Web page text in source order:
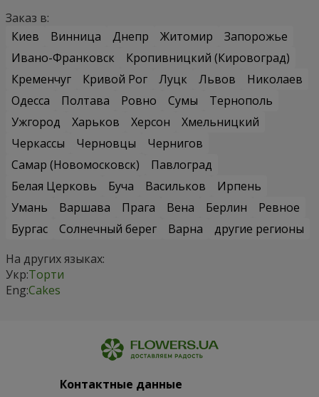
Заказ в:
Киев
Винница Днепр Житомир
Запорожье
Ивано-Франковск
Кропивницкий (Кировоград)
Кременчуг
Кривой Рог Луцк Львов
Николаев
Одесса
Полтава Ровно Сумы
Тернополь
Ужгород
Харьков Херсон
Хмельницкий
Черкассы
Черновцы
Чернигов
Самар (Новомосковск)
Павлоград
Белая Церковь
Буча Васильков
Ирпень
Умань
Варшава Прага Вена Берлин
Ревное
Бургас
Солнечный берег Варна
другие регионы
На других языках:
Укр:Торти
Eng:Cakes
Контактные данные